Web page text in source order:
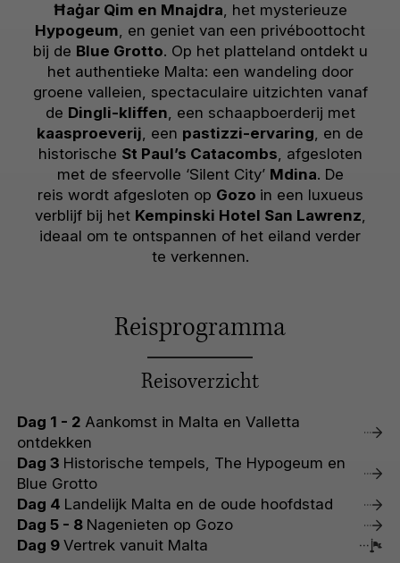
Ħaġar Qim en Mnajdra, het mysterieuze
Hypogeum, en geniet van een privéboottocht
bij de Blue Grotto. Op het platteland ontdekt u
het authentieke Malta: een wandeling door
groene valleien, spectaculaire uitzichten vanaf
de Dingli-kliffen, een schaapboerderij met
kaasproeverij, een pastizzi-ervaring, en de
historische St Paul’s Catacombs, afgesloten
met de sfeervolle ‘Silent City’ Mdina. De
reis wordt afgesloten op Gozo in een luxueus
verblijf bij het Kempinski Hotel San Lawrenz,
ideaal om te ontspannen of het eiland verder
te verkennen.
Reisprogramma
Reisoverzicht
Dag 1 - 2 Aankomst in Malta en Valletta
ontdekken
Dag 3 Historische tempels, The Hypogeum en
Blue Grotto
Dag 4 Landelijk Malta en de oude hoofdstad
Dag 5 - 8 Nagenieten op Gozo
Dag 9 Vertrek vanuit Malta